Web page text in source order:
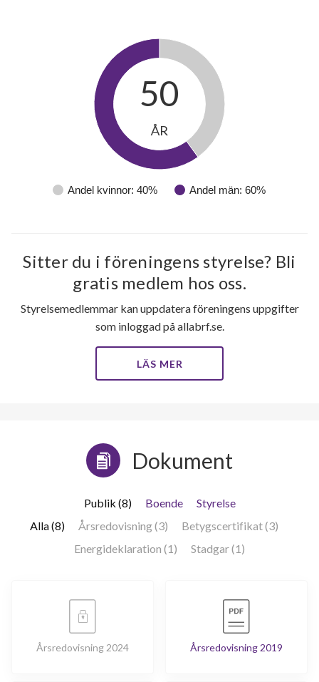
Andel kvinnor: 40% Andel män: 60%
50
ÅR
Sitter du i föreningens styrelse? Bli
gratis medlem hos oss.
Styrelsemedlemmar kan uppdatera föreningens uppgifter
som inloggad på allabrf.se.
LÄS MER
Dokument
Publik (8) Boende
Styrelse
Alla (8)
Årsredovisning (3)
Betygscertifikat (3)
Energideklaration (1)
Stadgar (1)
Årsredovisning 2024 Årsredovisning 2019